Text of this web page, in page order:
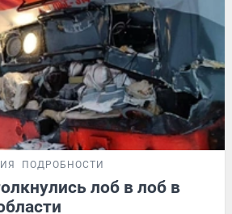
ПОДРОБНОСТИ
лоб в лоб в